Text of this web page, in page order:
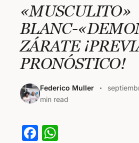
«MUSCULITO»
BLANC-
ZÁRATE
PRONÓSTICO!
Federico Muller
min read
F